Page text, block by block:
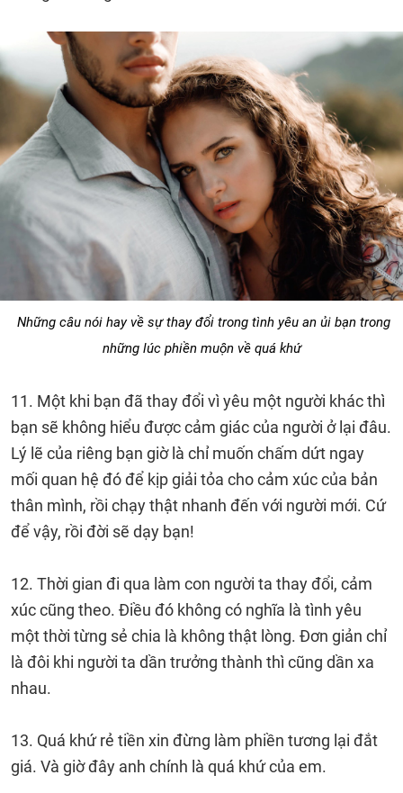
Những câu nói hay về sự thay đổi trong tình yêu an ủi bạn trong
những lúc phiền muộn về quá khứ
11. Một khi bạn đã thay đổi vì yêu một người khác thì
bạn sẽ không hiểu được cảm giác của người ở lại đâu.
Lý lẽ của riêng bạn giờ là chỉ muốn chấm dứt ngay
mối quan hệ đó để kịp giải tỏa cho cảm xúc của bản
thân mình, rồi chạy thật nhanh đến với người mới. Cứ
để vậy, rồi đời sẽ dạy bạn!
12. Thời gian đi qua làm con người ta thay đổi, cảm
xúc cũng theo. Điều đó không có nghĩa là tình yêu
một thời từng sẻ chia là không thật lòng. Đơn giản chỉ
là đôi khi người ta dần trưởng thành thì cũng dần xa
nhau.
13. Quá khứ rẻ tiền xin đừng làm phiền tương lại đắt
giá. Và giờ đây anh chính là quá khứ của em.